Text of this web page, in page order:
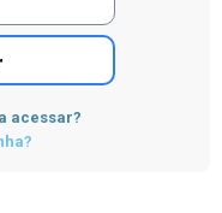
acessar?